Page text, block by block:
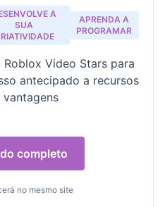
A
SUA
APRENDA A
PROGRAMAR
Video Stars para
antecipado a recursos
completo
no mesmo site